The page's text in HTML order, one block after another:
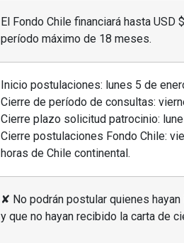
El Fondo Chile financiará hasta
período máximo de 18 meses.
Inicio postulaciones: lunes 5 de
Cierre de período de consultas:
Cierre plazo solicitud patrocinio:
Cierre postulaciones Fondo Chile:
horas de Chile continental.
✘ No podrán postular quienes
y que no hayan recibido la carta de